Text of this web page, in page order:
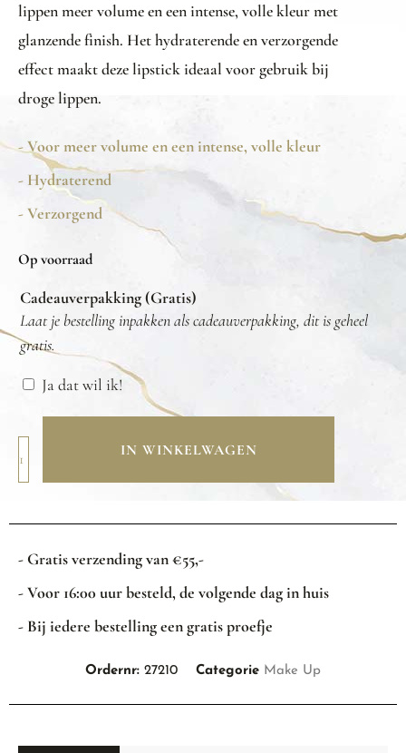
lippen meer volume en een intense, volle kleur met
glanzende finish. Het hydraterende en verzorgende
effect maakt deze lipstick ideaal voor gebruik bij
droge lippen.
- Voor meer volume en een intense, volle kleur
- Hydraterend
- Verzorgend
Op voorraad
Cadeauverpakking (Gratis)
Laat je bestelling inpakken als cadeauverpakking, dit is geheel
gratis.
Ja dat wil ik!
IN WINKELWAGEN
- Gratis verzending van €55,-
- Voor 16:00 uur besteld, de volgende dag in huis
- Bij iedere bestelling een gratis proefje
Ordernr: 27210 Categorie Make Up